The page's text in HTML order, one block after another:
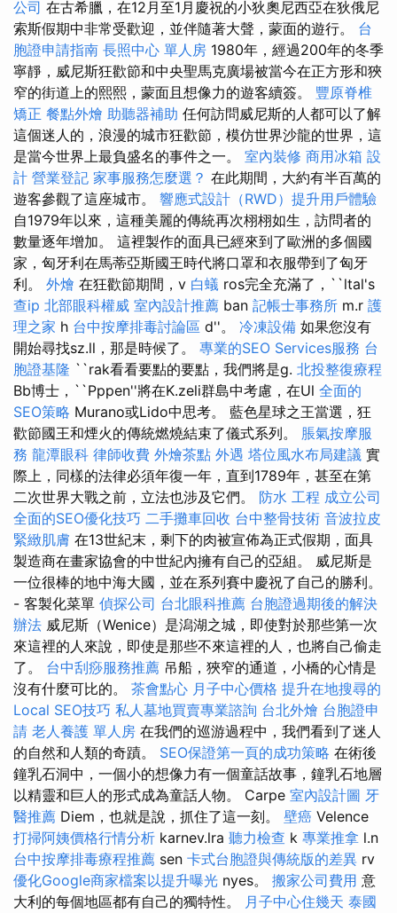
公司 在古希臘，在12月至1月慶祝的小狄奧尼西亞在狄俄尼
索斯假期中非常受歡迎，並伴隨著大聲，蒙面的遊行。 台
胞證申請指南 長照中心 單人房 1980年，經過200年的冬季
寧靜，威尼斯狂歡節和中央聖馬克廣場被當今在正方形和狹
窄的街道上的熙熙，蒙面且想像力的遊客續簽。 豐原脊椎
矯正 餐點外燴 助聽器補助 任何訪問威尼斯的人都可以了解
這個迷人的，浪漫的城市狂歡節，模仿世界沙龍的世界，這
是當今世界上最負盛名的事件之一。 室內裝修 商用冰箱 設
計 營業登記 家事服務怎麼選？ 在此期間，大約有半百萬的
遊客參觀了這座城市。 響應式設計（RWD）提升用戶體驗
自1979年以來，這種美麗的傳統再次栩栩如生，訪問者的
數量逐年增加。 這裡製作的面具已經來到了歐洲的多個國
家，匈牙利在馬蒂亞斯國王時代將口罩和衣服帶到了匈牙
利。 外燴 在狂歡節期間，v 白蟻 ros完全充滿了，``ltal's
查ip 北部眼科權威 室內設計推薦 ban 記帳士事務所 m.r 護
理之家 h 台中按摩排毒討論區 d''。 冷凍設備 如果您沒有
開始尋找sz.ll，那是時候了。 專業的SEO Services服務 台
胞證基隆 ``rak看看要點的要點，我們將是g. 北投整復療程
Bb博士，``Pppen''將在K.zeli群島中考慮，在Ul 全面的
SEO策略 Murano或Lido中思考。 藍色星球之王當選，狂
歡節國王和煙火的傳統燃燒結束了儀式系列。 脹氣按摩服
務 龍潭眼科 律師收費 外燴茶點 外遇 塔位風水布局建議 實
際上，同樣的法律必須年復一年，直到1789年，甚至在第
二次世界大戰之前，立法也涉及它們。 防水 工程 成立公司
全面的SEO優化技巧 二手攤車回收 台中整骨技術 音波拉皮
緊緻肌膚 在13世紀末，剩下的肉被宣佈為正式假期，面具
製造商在畫家協會的中世紀內擁有自己的亞組。 威尼斯是
一位很棒的地中海大國，並在系列賽中慶祝了自己的勝利。
- 客製化菜單 偵探公司 台北眼科推薦 台胞證過期後的解決
辦法 威尼斯（Wenice）是潟湖之城，即使對於那些第一次
來這裡的人來說，即使是那些不來這裡的人，也將自己偷走
了。 台中刮痧服務推薦 吊船，狹窄的通道，小橋的心情是
沒有什麼可比的。 茶會點心 月子中心價格 提升在地搜尋的
Local SEO技巧 私人墓地買賣專業諮詢 台北外燴 台胞證申
請 老人養護 單人房 在我們的巡游過程中，我們看到了迷人
的自然和人類的奇蹟。 SEO保證第一頁的成功策略 在術後
鐘乳石洞中，一個小的想像力有一個童話故事，鐘乳石地層
以精靈和巨人的形式成為童話人物。 Carpe 室內設計圖 牙
醫推薦 Diem，也就是說，抓住了這一刻。 壁癌 Velence
打掃阿姨價格行情分析 karnev.lra 聽力檢查 k 專業推拿 l.n
台中按摩排毒療程推薦 sen 卡式台胞證與傳統版的差異 rv
優化Google商家檔案以提升曝光 nyes。 搬家公司費用 意
大利的每個地區都有自己的獨特性。
月子中心住幾天 泰國